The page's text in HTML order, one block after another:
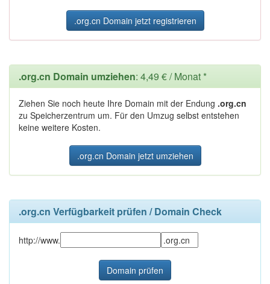
.org.cn Domain jetzt registrieren
.org.cn Domain umziehen: 4,49 € / Monat *
Ziehen Sie noch heute Ihre Domain mit der Endung .org.cn
zu Speicherzentrum um. Für den Umzug selbst entstehen
keine weitere Kosten.
.org.cn Domain jetzt umziehen
.org.cn Verfügbarkeit prüfen / Domain Check
http://www.